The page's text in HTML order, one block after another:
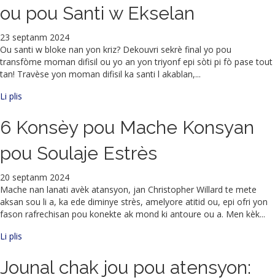
ou pou Santi w Ekselan
23 septanm 2024
Ou santi w bloke nan yon kriz? Dekouvri sekrè final yo pou
transfòme moman difisil ou yo an yon triyonf epi sòti pi fò pase tout
tan! Travèse yon moman difisil ka santi l akablan,...
Li plis
6 Konsèy pou Mache Konsyan
pou Soulaje Estrès
20 septanm 2024
Mache nan lanati avèk atansyon, jan Christopher Willard te mete
aksan sou li a, ka ede diminye strès, amelyore atitid ou, epi ofri yon
fason rafrechisan pou konekte ak mond ki antoure ou a. Men kèk...
Li plis
Jounal chak jou pou atensyon: